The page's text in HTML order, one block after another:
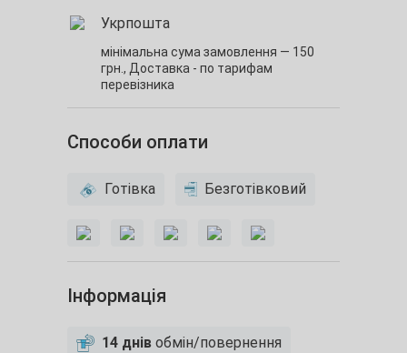
Укрпошта
мінімальна сума замовлення — 150
грн., Доставка - по тарифам
перевізника
Способи оплати
Готівка Безготівковий
Інформація
14 днів обмін/повернення